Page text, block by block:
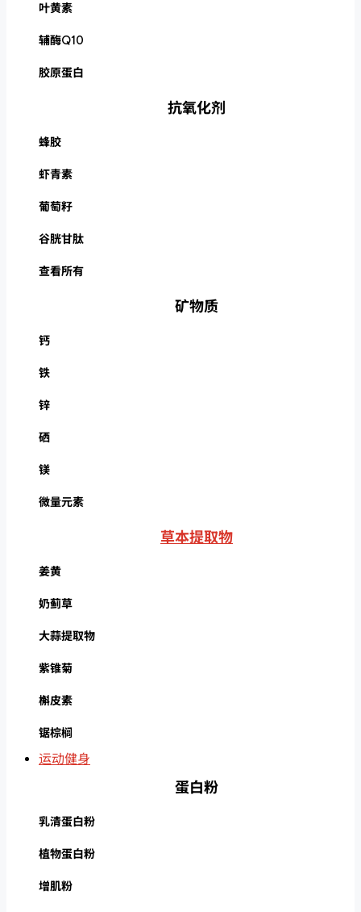
叶黄素
辅酶Q10
胶原蛋白
抗氧化剂
蜂胶
虾青素
葡萄籽
谷胱甘肽
查看所有
矿物质
钙
铁
锌
硒
镁
微量元素
草本提取物
姜黄
奶蓟草
大蒜提取物
紫锥菊
槲皮素
锯棕榈
运动健身
蛋白粉
乳清蛋白粉
植物蛋白粉
增肌粉